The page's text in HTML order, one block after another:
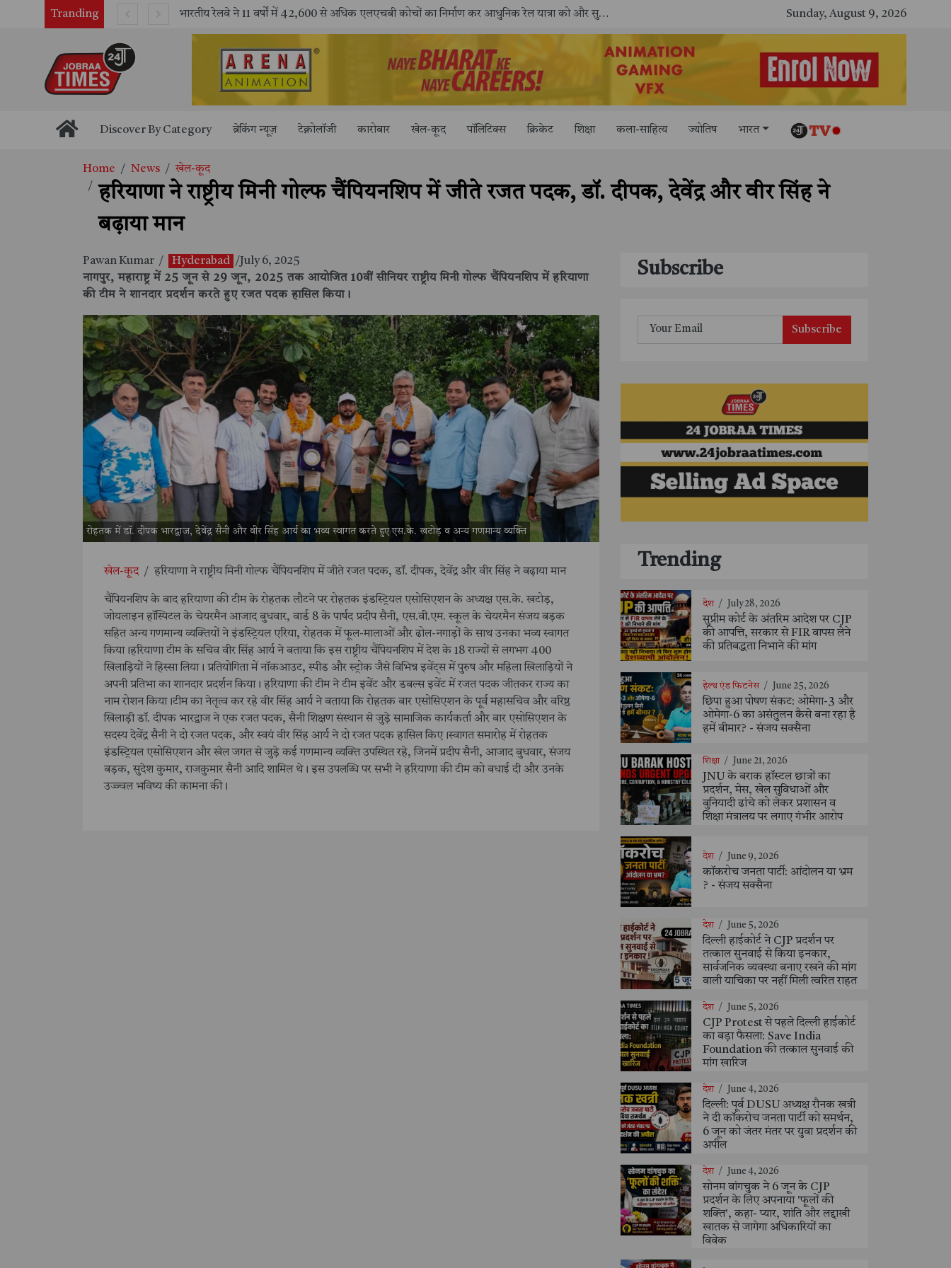
Tranding भारतीय रेलवे ने 11 वर्षों में 42,600 से अधिक एलएचबी कोचों का निर्माण कर आधुनिक रेल यात्रा को और सुरक्षित बनाया Sunday, August 9, 2026
Discover By Category ब्रेकिंग न्यूज़ टेक्नोलॉजी कारोबार खेल-कूद पॉलिटिक्स क्रिकेट शिक्षा कला-साहित्य ज्योतिष भारत
Home News खेल-कूद
हरियाणा ने राष्ट्रीय मिनी गोल्फ चैंपियनशिप में जीते रजत पदक, डॉ. दीपक, देवेंद्र और वीर सिंह ने
बढ़ाया मान
Pawan Kumar / Hyderabad /July 6, 2025
नागपुर, महाराष्ट्र में 25 जून से 29 जून, 2025 तक आयोजित 10वीं सीनियर राष्ट्रीय मिनी गोल्फ चैंपियनशिप में हरियाणा
की टीम ने शानदार प्रदर्शन करते हुए रजत पदक हासिल किया।
रोहतक में डॉ. दीपक भारद्वाज, देवेंद्र सैनी और वीर सिंह आर्य का भव्य स्वागत करते हुए एस.के. खटोड़ व अन्य गणमान्य व्यक्ति
खेल-कूद / हरियाणा ने राष्ट्रीय मिनी गोल्फ चैंपियनशिप में जीते रजत पदक, डॉ. दीपक, देवेंद्र और वीर सिंह ने बढ़ाया मान
चैंपियनशिप के बाद हरियाणा की टीम के रोहतक लौटने पर रोहतक इंडस्ट्रियल एसोसिएशन के अध्यक्ष एस.के. खटोड़,
जोयलाइन हॉस्पिटल के चेयरमैन आजाद बुधवार, वार्ड 8 के पार्षद प्रदीप सैनी, एस.वी.एम. स्कूल के चेयरमैन संजय बड़क
सहित अन्य गणमान्य व्यक्तियों ने इंडस्ट्रियल एरिया, रोहतक में फूल-मालाओं और ढोल-नगाड़ों के साथ उनका भव्य स्वागत
किया।हरियाणा टीम के सचिव वीर सिंह आर्य ने बताया कि इस राष्ट्रीय चैंपियनशिप में देश के 18 राज्यों से लगभग 400
खिलाड़ियों ने हिस्सा लिया। प्रतियोगिता में नॉकआउट, स्पीड और स्ट्रोक जैसे विभिन्न इवेंट्स में पुरुष और महिला खिलाड़ियों ने
अपनी प्रतिभा का शानदार प्रदर्शन किया। हरियाणा की टीम ने टीम इवेंट और डबल्स इवेंट में रजत पदक जीतकर राज्य का
नाम रोशन किया।टीम का नेतृत्व कर रहे वीर सिंह आर्य ने बताया कि रोहतक बार एसोसिएशन के पूर्व महासचिव और वरिष्ठ
खिलाड़ी डॉ. दीपक भारद्वाज ने एक रजत पदक, सैनी शिक्षण संस्थान से जुड़े सामाजिक कार्यकर्ता और बार एसोसिएशन के
सदस्य देवेंद्र सैनी ने दो रजत पदक, और स्वयं वीर सिंह आर्य ने दो रजत पदक हासिल किए।स्वागत समारोह में रोहतक
इंडस्ट्रियल एसोसिएशन और खेल जगत से जुड़े कई गणमान्य व्यक्ति उपस्थित रहे, जिनमें प्रदीप सैनी, आजाद बुधवार, संजय
बड़क, सुदेश कुमार, राजकुमार सैनी आदि शामिल थे। इस उपलब्धि पर सभी ने हरियाणा की टीम को बधाई दी और उनके
उज्ज्वल भविष्य की कामना की।
Subscribe
Subscribe
Trending
देश / July 28, 2026
सुप्रीम कोर्ट के अंतरिम आदेश पर CJP
की आपत्ति, सरकार से FIR वापस लेने
की प्रतिबद्धता निभाने की मांग
हेल्थ एंड फिटनेस / June 25, 2026
छिपा हुआ पोषण संकट: ओमेगा-3 और
ओमेगा-6 का असंतुलन कैसे बना रहा है
हमें बीमार? - संजय सक्सैना
शिक्षा / June 21, 2026
JNU के बराक हॉस्टल छात्रों का
प्रदर्शन, मेस, खेल सुविधाओं और
बुनियादी ढांचे को लेकर प्रशासन व
शिक्षा मंत्रालय पर लगाए गंभीर आरोप
देश / June 9, 2026
कॉकरोच जनता पार्टी: आंदोलन या भ्रम
? - संजय सक्सैना
देश / June 5, 2026
दिल्ली हाईकोर्ट ने CJP प्रदर्शन पर
तत्काल सुनवाई से किया इनकार,
सार्वजनिक व्यवस्था बनाए रखने की मांग
वाली याचिका पर नहीं मिली त्वरित राहत
देश / June 5, 2026
CJP Protest से पहले दिल्ली हाईकोर्ट
का बड़ा फैसला: Save India
Foundation की तत्काल सुनवाई की
मांग खारिज
देश / June 4, 2026
दिल्ली: पूर्व DUSU अध्यक्ष रौनक खत्री
ने दी कॉकरोच जनता पार्टी को समर्थन,
6 जून को जंतर मंतर पर युवा प्रदर्शन की
अपील
देश / June 4, 2026
सोनम वांगचुक ने 6 जून के CJP
प्रदर्शन के लिए अपनाया 'फूलों की
शक्ति', कहा- प्यार, शांति और लद्दाखी
खातक से जागेगा अधिकारियों का
विवेक